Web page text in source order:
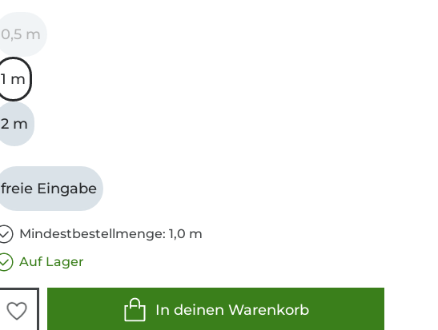
0,5 m
1 m
2 m
freie Eingabe
Mindestbestellmenge: 1,0 m
Auf Lager
In deinen Warenkorb